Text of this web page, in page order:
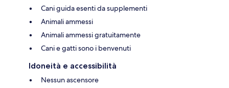
Cani guida esenti da supplementi
Animali ammessi
Animali ammessi gratuitamente
Cani e gatti sono i benvenuti
Idoneità e accessibilità
Nessun ascensore